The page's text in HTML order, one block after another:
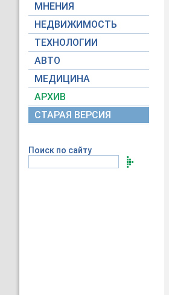
МНЕНИЯ
НЕДВИЖИМОСТЬ
ТЕХНОЛОГИИ
АВТО
МЕДИЦИНА
АРХИВ
СТАРАЯ ВЕРСИЯ
Поиск по сайту